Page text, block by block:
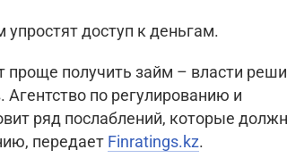
доступ к деньгам.
проще получить займ – власти
по регулированию и
ряд послаблений, которые
передает Finratings.kz.